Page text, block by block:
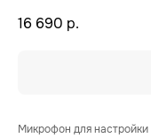
16 690 р.
Микрофон для